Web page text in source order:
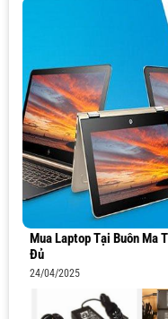
Mua Laptop Tại Buôn Ma
Đủ
24/04/2025